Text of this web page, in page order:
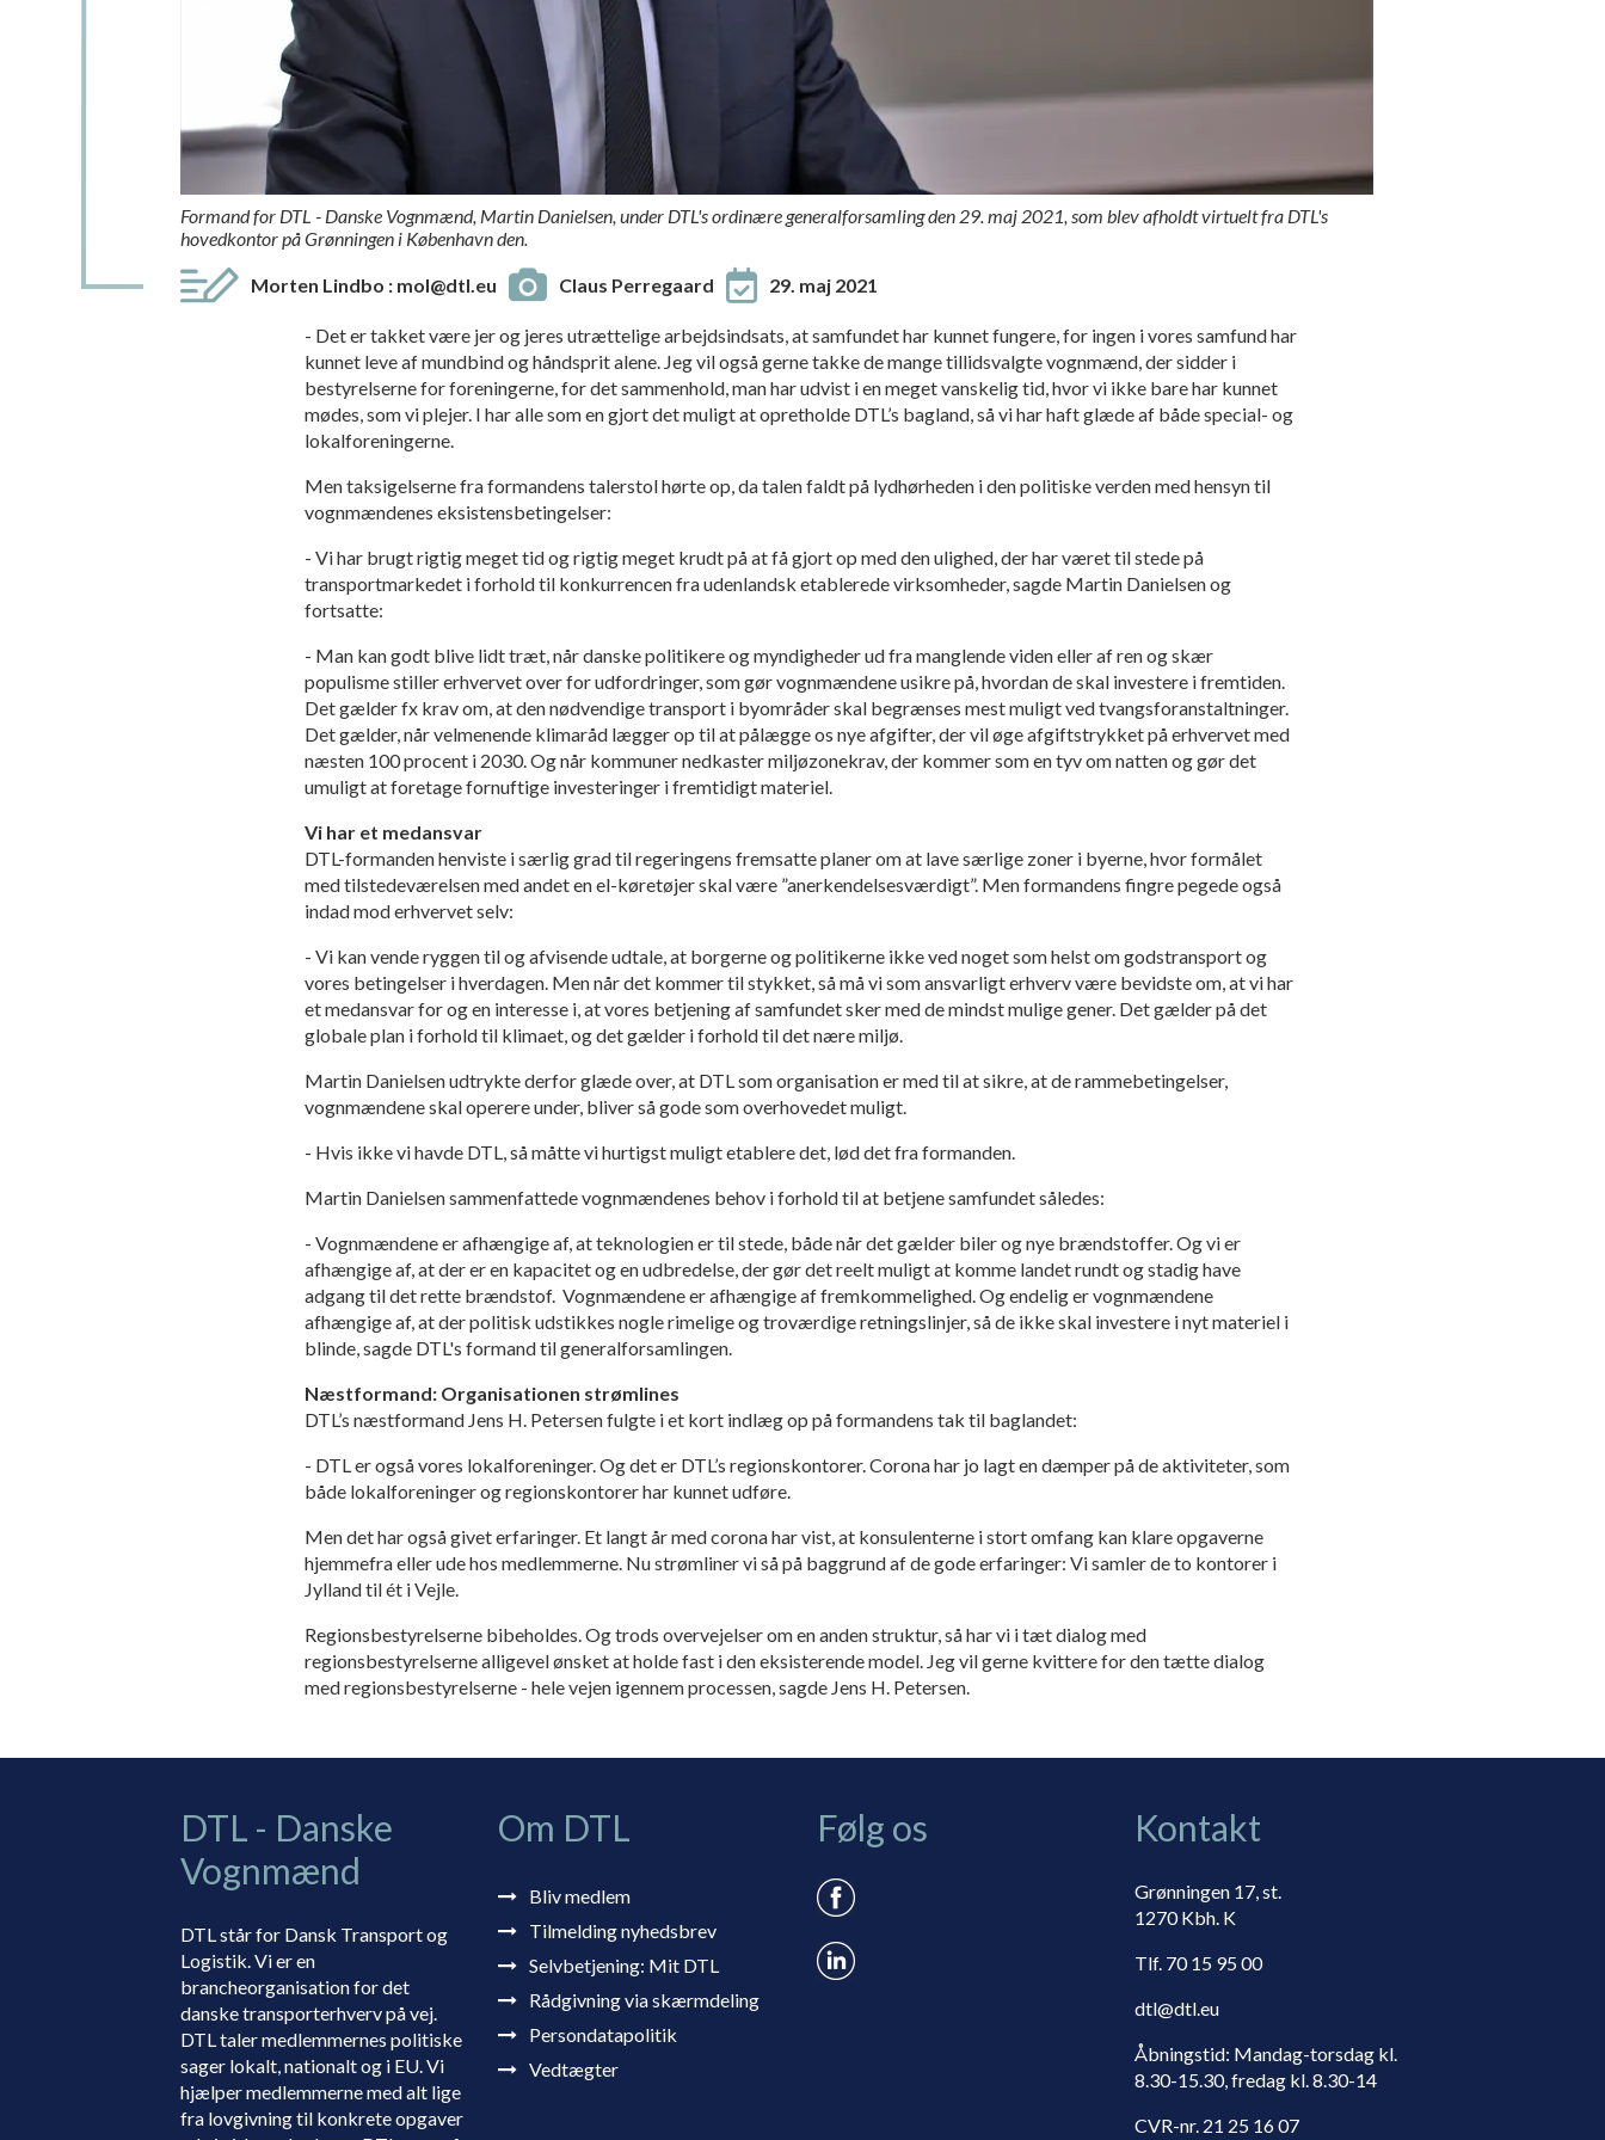
Formand for DTL - Danske Vognmænd, Martin Danielsen, under DTL's ordinære generalforsamling den 29. maj 2021, som blev afholdt virtuelt fra DTL's
hovedkontor på Grønningen i København den.
Morten Lindbo : mol@dtl.eu Claus Perregaard 29. maj 2021
- Det er takket være jer og jeres utrættelige arbejdsindsats, at samfundet har kunnet fungere, for ingen i vores samfund har
kunnet leve af mundbind og håndsprit alene. Jeg vil også gerne takke de mange tillidsvalgte vognmænd, der sidder i
bestyrelserne for foreningerne, for det sammenhold, man har udvist i en meget vanskelig tid, hvor vi ikke bare har kunnet
mødes, som vi plejer. I har alle som en gjort det muligt at opretholde DTL’s bagland, så vi har haft glæde af både special- og
lokalforeningerne.
Men taksigelserne fra formandens talerstol hørte op, da talen faldt på lydhørheden i den politiske verden med hensyn til
vognmændenes eksistensbetingelser:
- Vi har brugt rigtig meget tid og rigtig meget krudt på at få gjort op med den ulighed, der har været til stede på
transportmarkedet i forhold til konkurrencen fra udenlandsk etablerede virksomheder, sagde Martin Danielsen og
fortsatte:
- Man kan godt blive lidt træt, når danske politikere og myndigheder ud fra manglende viden eller af ren og skær
populisme stiller erhvervet over for udfordringer, som gør vognmændene usikre på, hvordan de skal investere i fremtiden.
Det gælder fx krav om, at den nødvendige transport i byområder skal begrænses mest muligt ved tvangsforanstaltninger.
Det gælder, når velmenende klimaråd lægger op til at pålægge os nye afgifter, der vil øge afgiftstrykket på erhvervet med
næsten 100 procent i 2030. Og når kommuner nedkaster miljøzonekrav, der kommer som en tyv om natten og gør det
umuligt at foretage fornuftige investeringer i fremtidigt materiel.
Vi har et medansvar
DTL-formanden henviste i særlig grad til regeringens fremsatte planer om at lave særlige zoner i byerne, hvor formålet
med tilstedeværelsen med andet en el-køretøjer skal være ”anerkendelsesværdigt”. Men formandens fingre pegede også
indad mod erhvervet selv:
- Vi kan vende ryggen til og afvisende udtale, at borgerne og politikerne ikke ved noget som helst om godstransport og
vores betingelser i hverdagen. Men når det kommer til stykket, så må vi som ansvarligt erhverv være bevidste om, at vi har
et medansvar for og en interesse i, at vores betjening af samfundet sker med de mindst mulige gener. Det gælder på det
globale plan i forhold til klimaet, og det gælder i forhold til det nære miljø.
Martin Danielsen udtrykte derfor glæde over, at DTL som organisation er med til at sikre, at de rammebetingelser,
vognmændene skal operere under, bliver så gode som overhovedet muligt.
- Hvis ikke vi havde DTL, så måtte vi hurtigst muligt etablere det, lød det fra formanden.
Martin Danielsen sammenfattede vognmændenes behov i forhold til at betjene samfundet således:
- Vognmændene er afhængige af, at teknologien er til stede, både når det gælder biler og nye brændstoffer. Og vi er
afhængige af, at der er en kapacitet og en udbredelse, der gør det reelt muligt at komme landet rundt og stadig have
adgang til det rette brændstof. Vognmændene er afhængige af fremkommelighed. Og endelig er vognmændene
afhængige af, at der politisk udstikkes nogle rimelige og troværdige retningslinjer, så de ikke skal investere i nyt materiel i
blinde, sagde DTL's formand til generalforsamlingen.
Næstformand: Organisationen strømlines
DTL’s næstformand Jens H. Petersen fulgte i et kort indlæg op på formandens tak til baglandet:
- DTL er også vores lokalforeninger. Og det er DTL’s regionskontorer. Corona har jo lagt en dæmper på de aktiviteter, som
både lokalforeninger og regionskontorer har kunnet udføre.
Men det har også givet erfaringer. Et langt år med corona har vist, at konsulenterne i stort omfang kan klare opgaverne
hjemmefra eller ude hos medlemmerne. Nu strømliner vi så på baggrund af de gode erfaringer: Vi samler de to kontorer i
Jylland til ét i Vejle.
Regionsbestyrelserne bibeholdes. Og trods overvejelser om en anden struktur, så har vi i tæt dialog med
regionsbestyrelserne alligevel ønsket at holde fast i den eksisterende model. Jeg vil gerne kvittere for den tætte dialog
med regionsbestyrelserne - hele vejen igennem processen, sagde Jens H. Petersen.
DTL - Danske
Vognmænd
DTL står for Dansk Transport og
Logistik. Vi er en
brancheorganisation for det
danske transporterhverv på vej.
DTL taler medlemmernes politiske
sager lokalt, nationalt og i EU. Vi
hjælper medlemmerne med alt lige
fra lovgivning til konkrete opgaver
Om DTL
Bliv medlem
Tilmelding nyhedsbrev
Selvbetjening: Mit DTL
Rådgivning via skærmdeling
Persondatapolitik
Vedtægter
Følg os Kontakt
Grønningen 17, st.
1270 Kbh. K
Tlf. 70 15 95 00
dtl@dtl.eu
Åbningstid: Mandag-torsdag kl.
8.30-15.30, fredag kl. 8.30-14
CVR-nr. 21 25 16 07